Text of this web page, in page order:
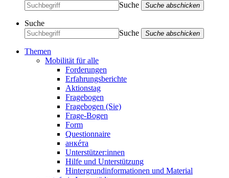
Suche
Suche abschicken
Suche
Suche
Suche abschicken
Themen
Mobilität für alle
Forderungen
Erfahrungsberichte
Aktionstag
Fragebogen
Fragebogen (Sie)
Frage-Bogen
Form
Questionnaire
анкéта
Unterstützer:innen
Hilfe und Unterstützung
Hintergrundinformationen und Material